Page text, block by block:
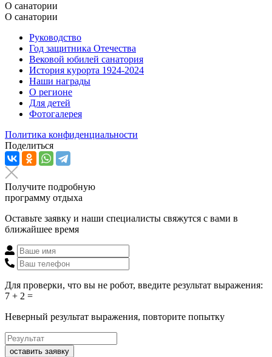
О санатории
О санатории
Руководство
Год защитника Отечества
Вековой юбилей санатория
История курорта 1924-2024
Наши награды
О регионе
Для детей
Фотогалерея
Политика конфиденциальности
Поделиться
Получите подробную
программу отдыха
Оставьте заявку и наши специалисты свяжутся с вами в
ближайшее время
Для проверки, что вы не робот, введите результат выражения:
7 + 2 =
Неверный результат выражения, повторите попытку
оставить заявку